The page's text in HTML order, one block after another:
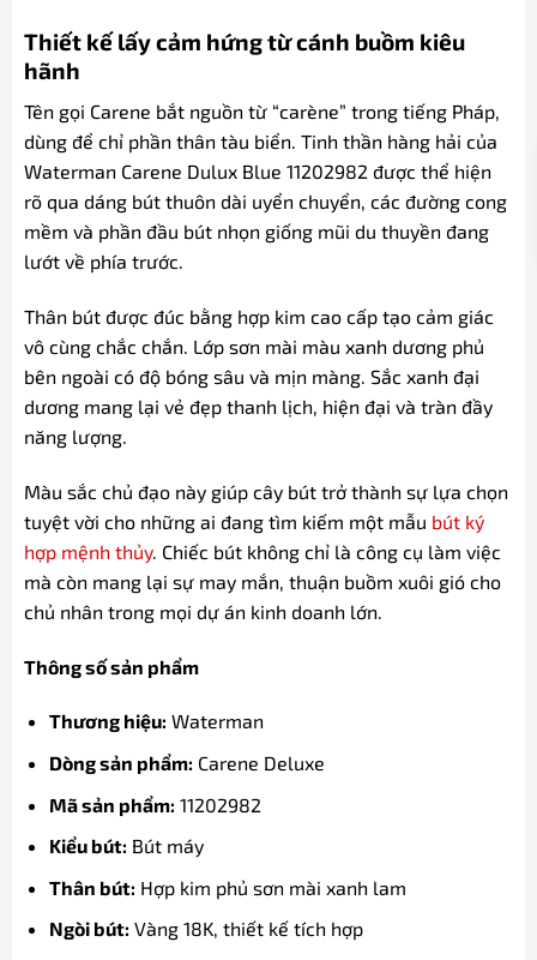
Thiết kế lấy cảm hứng từ cánh buồm kiêu
hãnh
Tên gọi Carene bắt nguồn từ “carène” trong tiếng Pháp,
dùng để chỉ phần thân tàu biển. Tinh thần hàng hải của
Waterman Carene Dulux Blue 11202982 được thể hiện
rõ qua dáng bút thuôn dài uyển chuyển, các đường cong
mềm và phần đầu bút nhọn giống mũi du thuyền đang
lướt về phía trước.
Thân bút được đúc bằng hợp kim cao cấp tạo cảm giác
vô cùng chắc chắn. Lớp sơn mài màu xanh dương phủ
bên ngoài có độ bóng sâu và mịn màng. Sắc xanh đại
dương mang lại vẻ đẹp thanh lịch, hiện đại và tràn đầy
năng lượng.
Màu sắc chủ đạo này giúp cây bút trở thành sự lựa chọn
tuyệt vời cho những ai đang tìm kiếm một mẫu bút ký
hợp mệnh thủy. Chiếc bút không chỉ là công cụ làm việc
mà còn mang lại sự may mắn, thuận buồm xuôi gió cho
chủ nhân trong mọi dự án kinh doanh lớn.
Thông số sản phẩm
Thương hiệu: Waterman
Dòng sản phẩm: Carene Deluxe
Mã sản phẩm: 11202982
Kiểu bút: Bút máy
Thân bút: Hợp kim phủ sơn mài xanh lam
Ngòi bút: Vàng 18K, thiết kế tích hợp